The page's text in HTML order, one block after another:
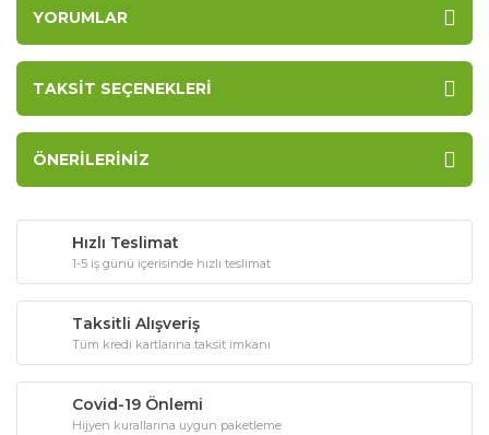
YORUMLAR
TAKSIT SEÇENEKLERI
ÖNERILERINIZ
Hızlı Teslimat
1-5 iş günü içerisinde hızlı teslimat
Taksitli Alışveriş
Tüm kredi kartlarına taksit imkanı
Covid-19 Önlemi
Hijyen kurallarına uygun paketleme